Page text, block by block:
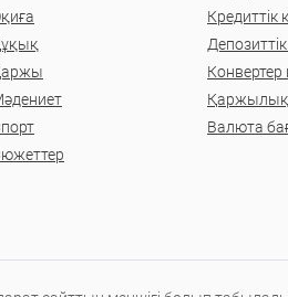
Кредиттік
Қаржылық
Валюта